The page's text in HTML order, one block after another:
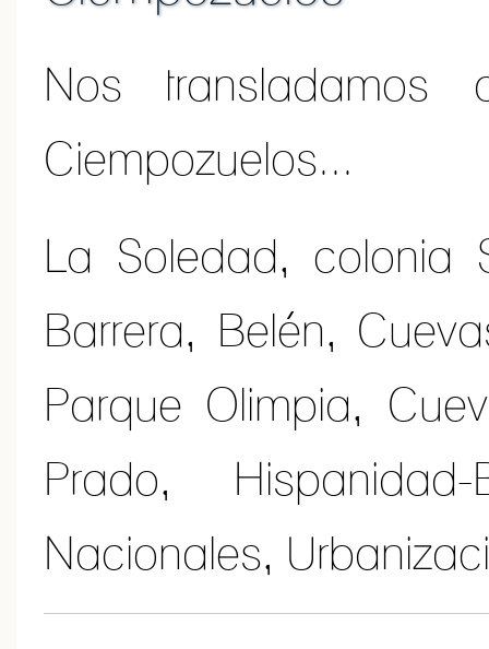
Nos
Ciempozuelos...
La Soledad, colonia
Barrera, Belén,
Parque Olimpia,
Prado,
Nacionales,